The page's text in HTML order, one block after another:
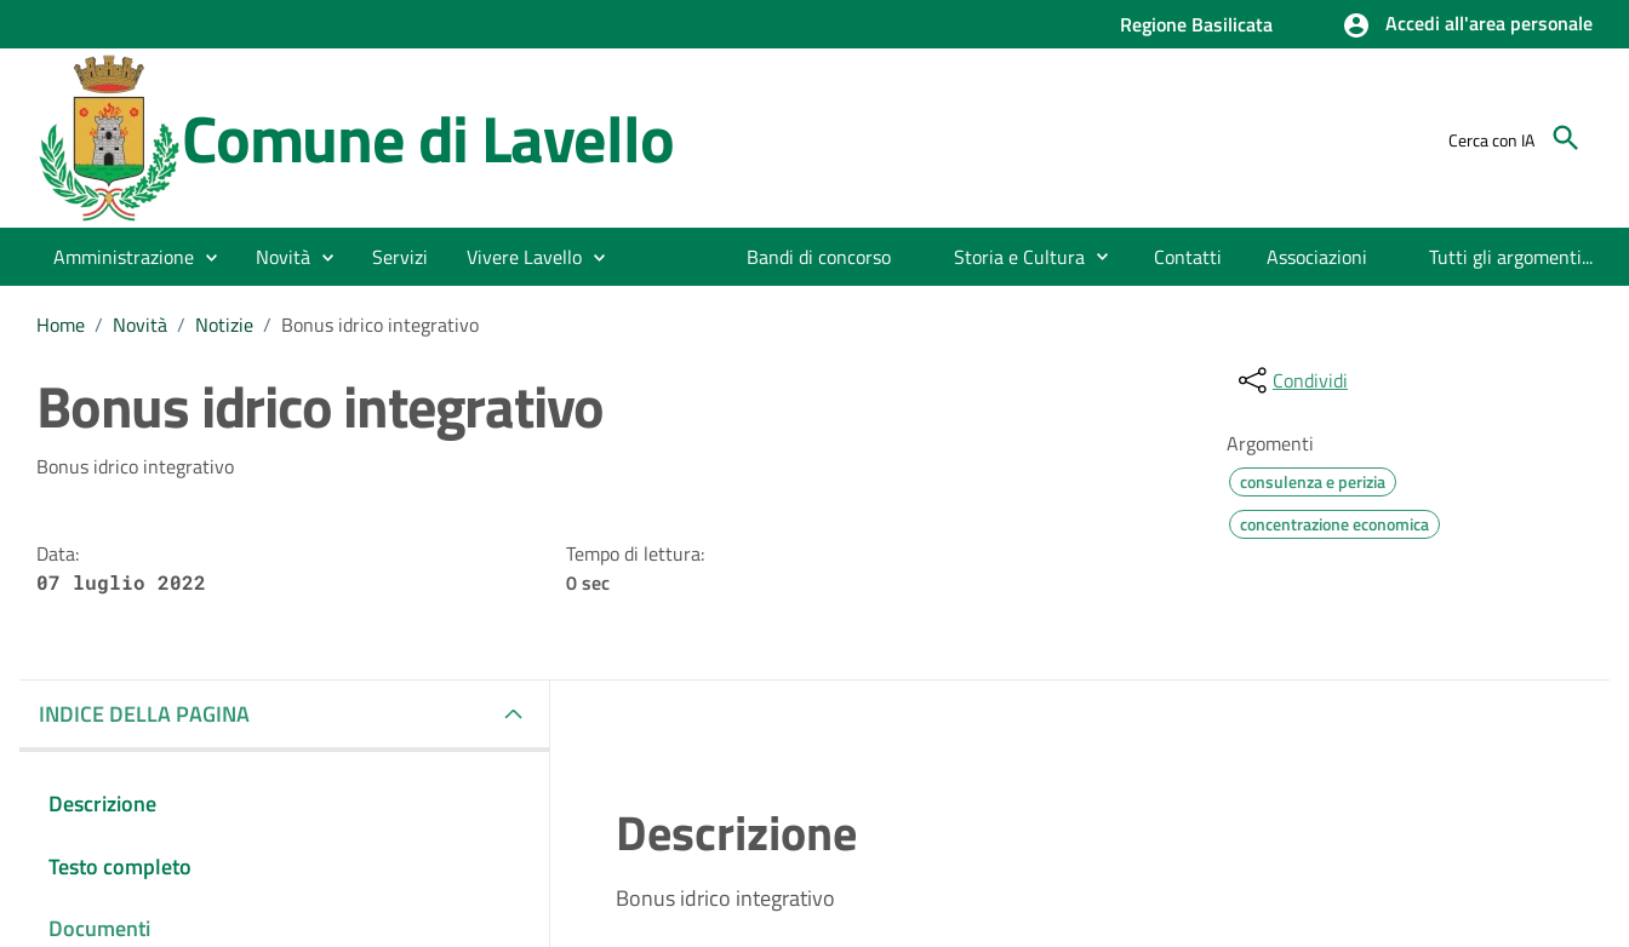
Regione Basilicata Accedi all'area personale
Comune di Lavello Cerca con IA
Amministrazione Novità Servizi Vivere Lavello Bandi di concorso Storia e Cultura Contatti Associazioni Tutti gli argomenti...
Home / Novità / Notizie / Bonus idrico integrativo
Bonus idrico integrativo
Dettagli della notizia
Bonus idrico integrativo
Data:
07 luglio 2022
Tempo di lettura:
0 sec
Condividi
Argomenti
consulenza e perizia
concentrazione economica
INDICE DELLA PAGINA
Descrizione
Testo completo
Documenti
Descrizione
Bonus idrico integrativo